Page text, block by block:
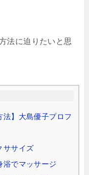
法に迫りたいと思
法】大島優子プロフ
ササイズ
でマッサージ